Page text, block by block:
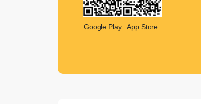
Листи та листівки
Кур’єрська доставка
Google Play App Store